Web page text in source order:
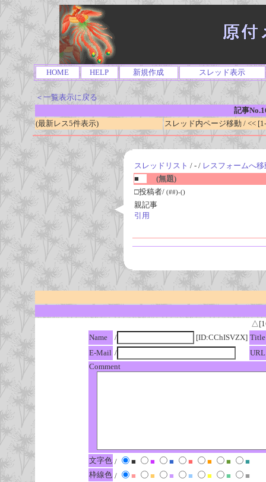
HOME HELP 新規作成 スレッド表示
＜一覧表示に戻る
記事
(最新レス5件表示)
スレッド内ページ移動 / <<
スレッドリスト / - / レスフォームへ移
■
(無題)
□投稿者/ (##)-()
親記事
引用
Name
/ [ID:CChISVZX] Title
E-Mail /
URL
Comment
文字色 / ■ ■ ■ ■ ■ ■
■
枠線色 / ■ ■ ■ ■ ■ ■
■